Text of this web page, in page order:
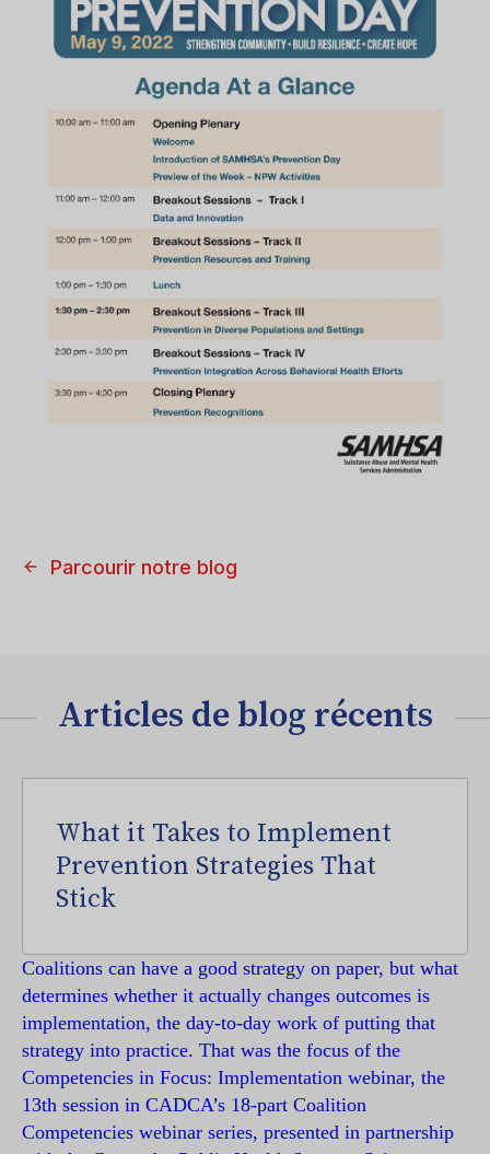
Parcourir notre blog
Articles de blog récents
What it Takes to Implement
Prevention Strategies That
Stick
Coalitions can have a good strategy on paper, but what
determines whether it actually changes outcomes is
implementation, the day-to-day work of putting that
strategy into practice. That was the focus of the
Competencies in Focus: Implementation webinar, the
13th session in CADCA’s 18-part Coalition
Competencies webinar series, presented in partnership